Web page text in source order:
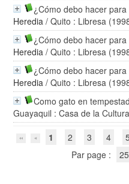
¿Cómo debo hacer
Heredia / Quito : Libresa
¿Cómo debo hacer
Heredia / Quito : Libresa
¿Cómo debo hacer
Heredia / Quito : Libresa
Como gato en tempestad
Guayaquil : Casa de la
1
2 3 4 5
Par page :
25